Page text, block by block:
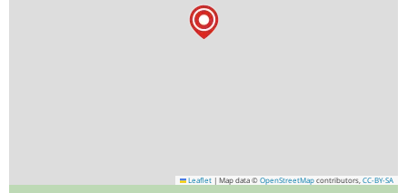
Leaflet | Map data © OpenStreetMap contributors, CC-BY-SA